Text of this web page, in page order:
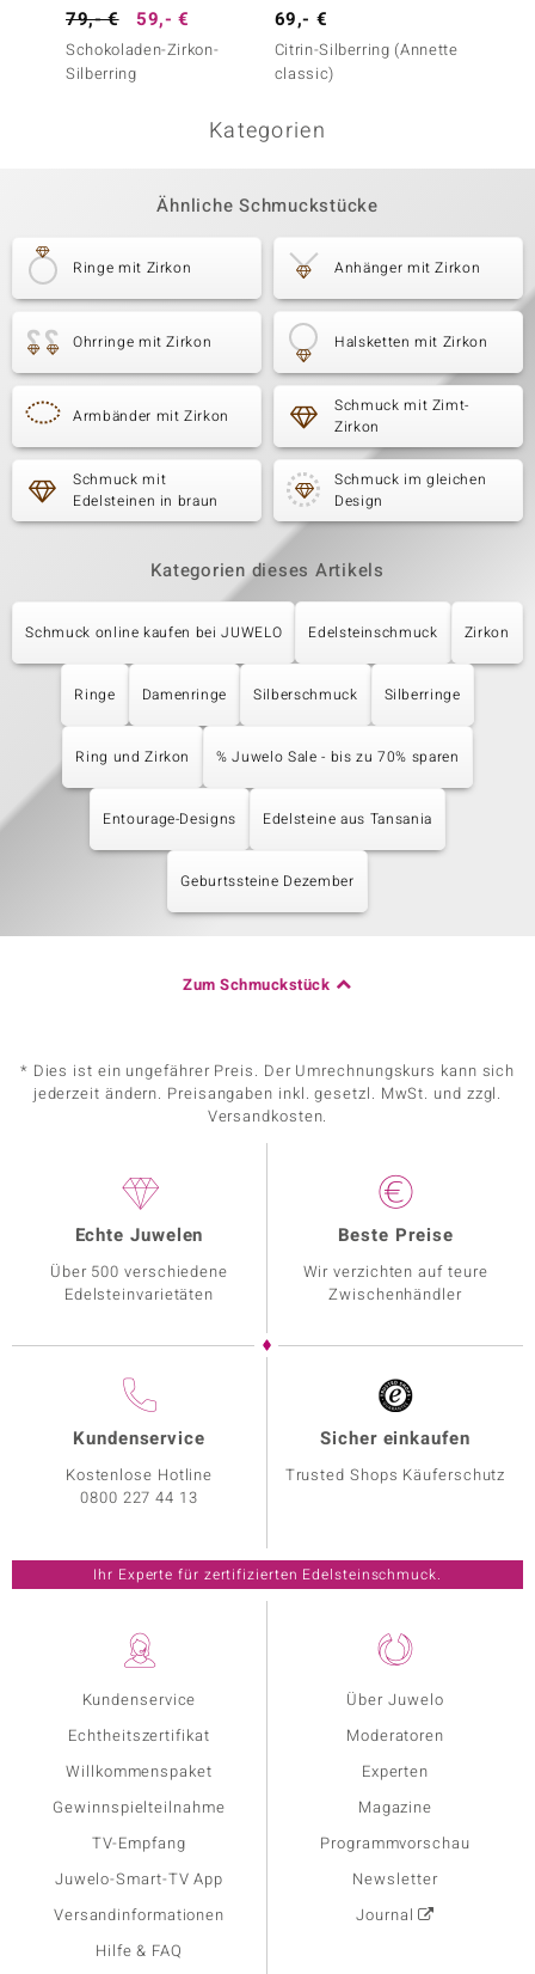
79,- € 59,- €
Schokoladen-Zirkon-
Silberring
69,- €
Citrin-Silberring (Annette
classic)
Kategorien
Ähnliche Schmuckstücke
Ringe mit Zirkon Anhänger mit Zirkon
Ohrringe mit Zirkon Halsketten mit Zirkon
Armbänder mit Zirkon
Schmuck mit Zimt-
Zirkon
Schmuck mit
Edelsteinen in braun
Schmuck im gleichen
Design
Kategorien dieses Artikels
Schmuck online kaufen bei JUWELO Edelsteinschmuck Zirkon
Ringe Damenringe Silberschmuck Silberringe
Ring und Zirkon % Juwelo Sale - bis zu 70% sparen
Entourage-Designs Edelsteine aus Tansania
Geburtssteine Dezember
Zum Schmuckstück
* Dies ist ein ungefährer Preis. Der Umrechnungskurs kann sich
jederzeit ändern. Preisangaben inkl. gesetzl. MwSt. und zzgl.
Versandkosten.
Kundenservice
Echtheitszertifikat
Willkommenspaket
Gewinnspielteilnahme
TV-Empfang
Juwelo-Smart-TV App
Versandinformationen
Hilfe & FAQ
Über Juwelo
Moderatoren
Experten
Magazine
Programmvorschau
Newsletter
Journal
Echte Juwelen
Über 500 verschiedene
Edelsteinvarietäten
Beste Preise
Wir verzichten auf teure
Zwischenhändler
Kundenservice
Kostenlose Hotline
0800 227 44 13
Sicher einkaufen
Trusted Shops Käuferschutz
Ihr Experte für zertifizierten Edelsteinschmuck.